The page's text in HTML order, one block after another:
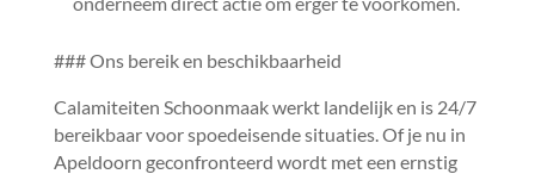
### Ons bereik en beschikbaarheid
Calamiteiten Schoonmaak werkt landelijk en is 24/7
bereikbaar voor spoedeisende situaties.​ Of je nu in
Apeldoorn geconfronteerd wordt met een ernstig